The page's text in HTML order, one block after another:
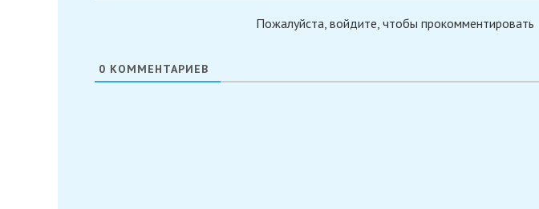
Пожалуйста, войдите, чтобы прокомментировать
0 КОММЕНТАРИЕВ